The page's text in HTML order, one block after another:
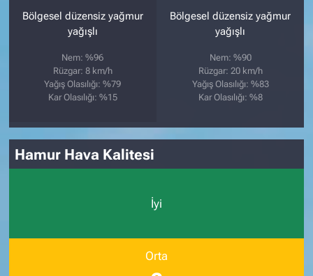
Bölgesel düzensiz yağmur
yağışlı
Nem: %96
Rüzgar: 8 km/h
Yağış Olasılığı: %79
Kar Olasılığı: %15
Bölgesel düzensiz yağmur
yağışlı
Nem: %90
Rüzgar: 20 km/h
Yağış Olasılığı: %83
Kar Olasılığı: %8
Hamur Hava Kalitesi
İyi
Orta